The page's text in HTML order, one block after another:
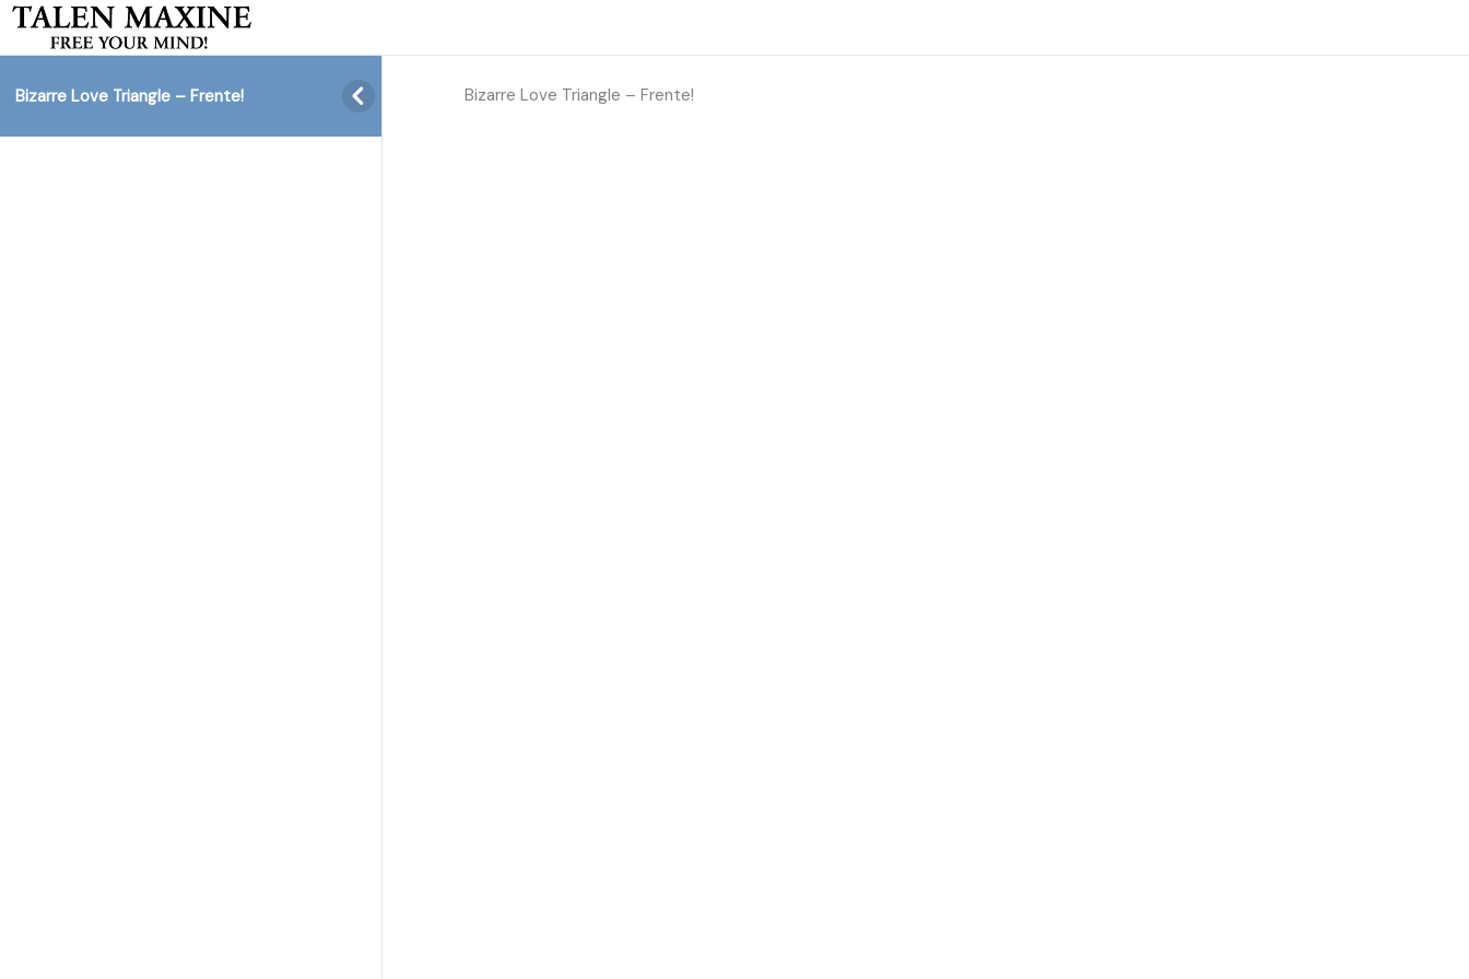
Bizarre Love Triangle – Frente! Bizarre Love Triangle – Frente!